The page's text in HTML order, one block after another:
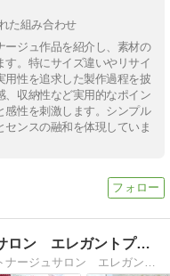
た組み合わせ
ージュ作品を紹介し、素材の
。特にサイズ違いやリサイ
用性を追求した製作過程を披
、収納性など実用的なポイン
感性を刺激します。シンプル
ンスの融和を体現していま
大阪 神戸 カルトナージュサロン エレガントプレイス